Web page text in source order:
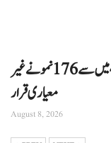
تیل، گھی اور دودھ کے معیار کی جانچ، 491 میں سے 176 نمونے غیر
معیاری قرار
August 8, 2026